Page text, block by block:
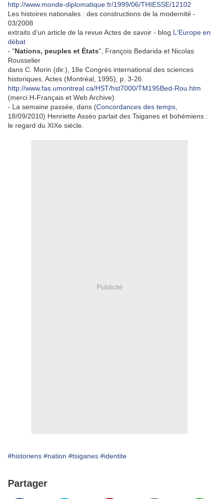
http://www.monde-diplomatique.fr/1999/06/THIESSE/12102
Les histoires nationales : des constructions de la modernité -
03/2008
extraits d’un article de la revue Actes de savoir - blog L'Europe en
débat
- "Nations, peuples et États", François Bedarida et Nicolas
Rousselier
dans C. Morin (dir.), 18e Congrès international des sciences
historiques. Actes (Montréal, 1995), p. 3-26.
http://www.fas.umontreal.ca/HST/hst7000/TM195Bed-Rou.htm
(merci H-Français et Web Archive)
- La semaine passée, dans (Concordances des temps
18/09/2010) Henriette Asséo parlait des Tsiganes et bohémiens :
le regard du XIXe siècle.
Publicité
#historiens #nation #tsiganes #identite
Partager